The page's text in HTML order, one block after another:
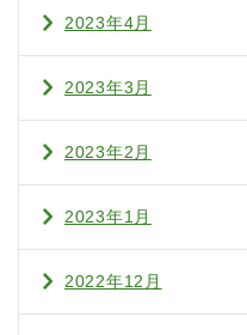
2023年4月
2023年3月
2023年2月
2023年1月
2022年12月